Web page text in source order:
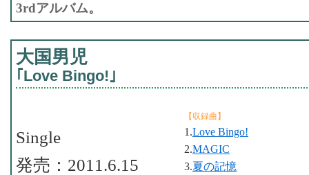
3rdアルバム。
大国男児
｢Love Bingo!｣
【収録曲】
1.Love Bingo!
2.MAGIC
3.夏の記憶
Single
発売：2011.6.15